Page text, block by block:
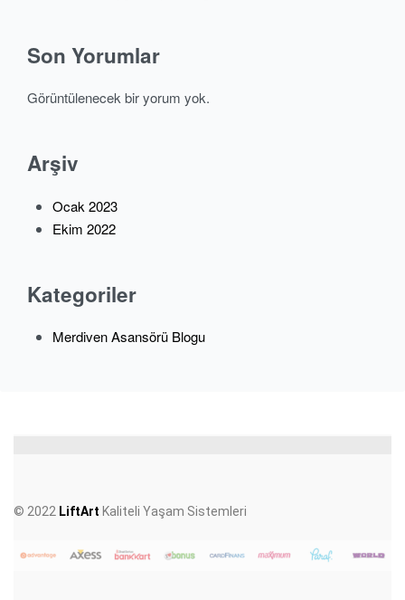
Son Yorumlar
Görüntülenecek bir yorum yok.
Arşiv
Ocak 2023
Ekim 2022
Kategoriler
Merdiven Asansörü Blogu
© 2022 LiftArt Kaliteli Yaşam Sistemleri